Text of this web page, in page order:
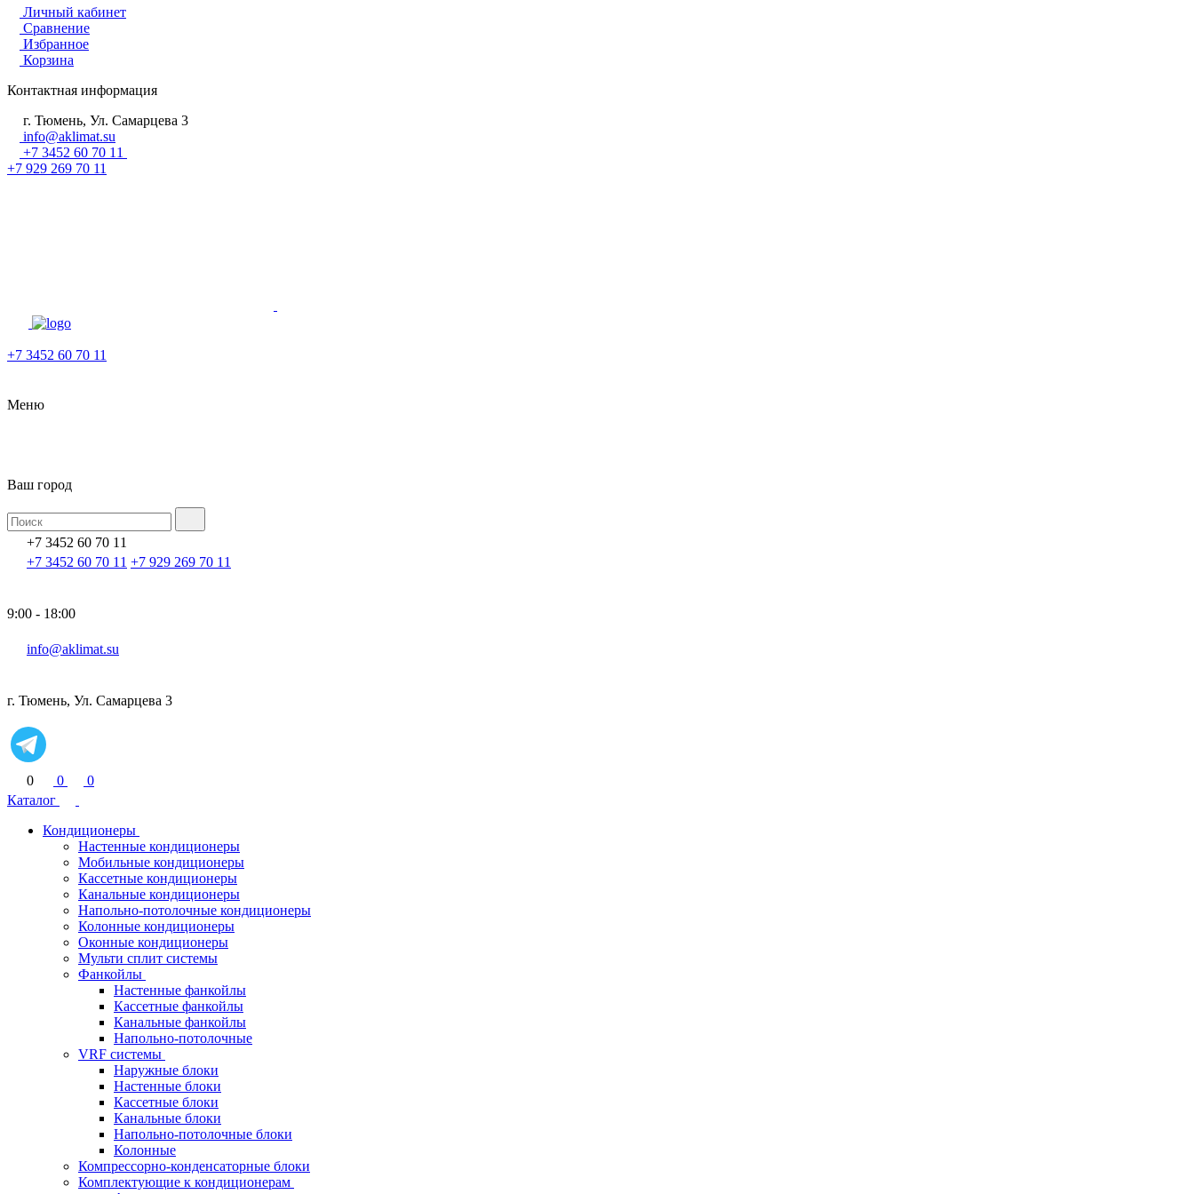
Личный кабинет
Сравнение
Избранное
Корзина
Контактная информация
г. Тюмень, Ул. Самарцева 3
info@aklimat.su
+7 3452 60 70 11
+7 929 269 70 11
+7 3452 60 70 11
Меню
Ваш город
+7 3452 60 70 11
+7 3452 60 70 11 +7 929 269 70 11
9:00 - 18:00
info@aklimat.su
г. Тюмень, Ул. Самарцева 3
0 0
0
Каталог
Кондиционеры
Настенные кондиционеры
Мобильные кондиционеры
Кассетные кондиционеры
Канальные кондиционеры
Напольно-потолочные кондиционеры
Колонные кондиционеры
Оконные кондиционеры
Мульти сплит системы
Фанкойлы
Настенные фанкойлы
Кассетные фанкойлы
Канальные фанкойлы
Напольно-потолочные
VRF системы
Наружные блоки
Настенные блоки
Кассетные блоки
Канальные блоки
Напольно-потолочные блоки
Колонные
Компрессорно-конденсаторные блоки
Комплектующие к кондиционерам